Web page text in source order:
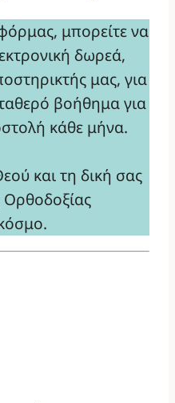
μπορείτε να
δωρεά,
μας, για
βοήθημα για
κάθε μήνα.
και τη δική σας
Ορθοδοξίας